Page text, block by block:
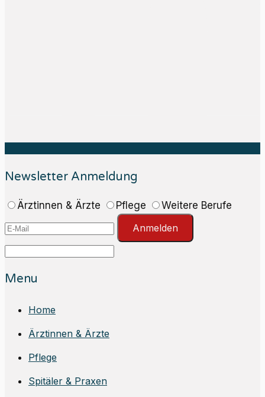
Newsletter Anmeldung
Ärztinnen & Ärzte Pflege
Weitere Berufe
Anmelden
Menu
Home
Ärztinnen & Ärzte
Pflege
Spitäler & Praxen